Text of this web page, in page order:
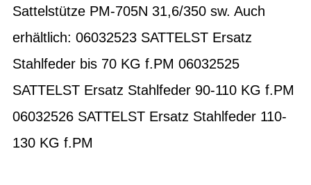
Sattelstütze PM-705N 31,6/350 sw. Auch
erhältlich: 06032523 SATTELST Ersatz
Stahlfeder bis 70 KG f.PM 06032525
SATTELST Ersatz Stahlfeder 90-110 KG f.PM
06032526 SATTELST Ersatz Stahlfeder 110-
130 KG f.PM